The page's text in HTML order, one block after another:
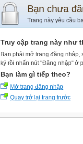
Bạn chưa
Trang này yêu cầu
Truy cập trang này như
Bạn phải mở trang đăng nhập,
ký rồi nhấn nút "Đăng nhập" ở
Bạn làm gì tiếp theo?
Mở trang đăng nhập
Quay trở lại trang trước